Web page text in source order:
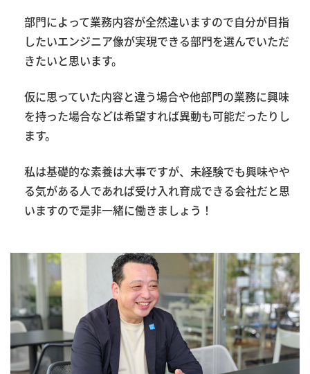
部門によって業務内容が全然違いますので自分が目指
したいエンジニア像が実現できる部門を選んでいただ
きたいと思います。
仮に思っていた内容と違う場合や他部門の業務に興味
を持った場合などは希望すれば異動も可能だったりし
ます。
私は基礎的な素養は大事ですが、未経験でも興味やや
る気がある人であれば受け入れ育成できる会社だと思
いますので是非一緒に働きましょう！